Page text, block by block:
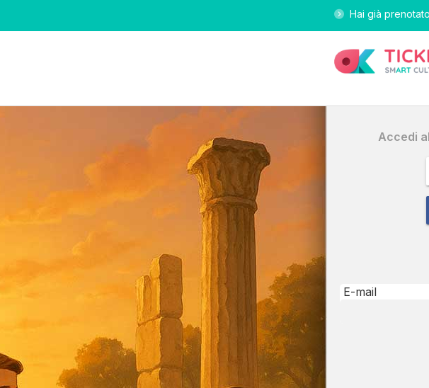
Hai già
Accedi
E-mail